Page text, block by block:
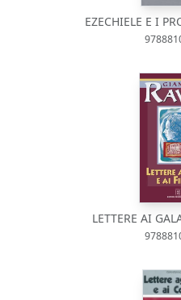
EZECHIELE E I
LETTERE AI